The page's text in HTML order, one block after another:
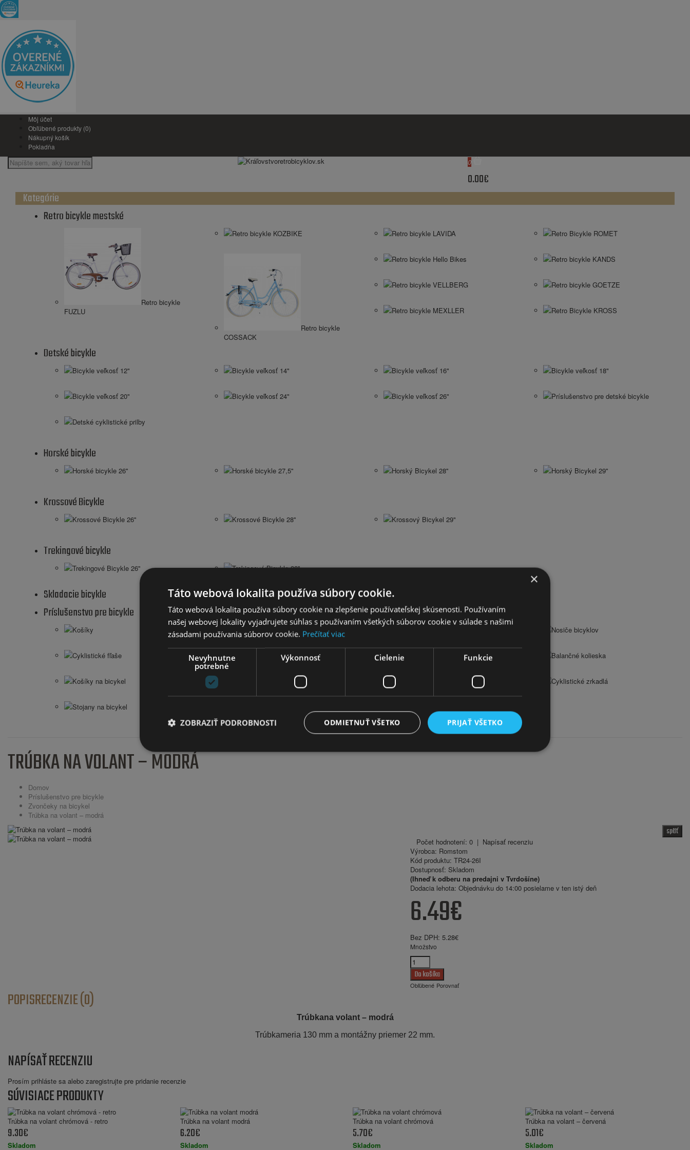
Môj účet
Obľúbené produkty (0)
Nákupný košík
Pokladňa
0
0.00€
Kategórie
Retro bicykle mestské
Retro bicykle
FUZLU
Retro bicykle KOZBIKE Retro bicykle LAVIDA Retro Bicykle ROMET
Retro bicykle
COSSACK
Retro bicykle Hello Bikes Retro bicykle KANDS
Retro bicykle VELLBERG Retro bicykle GOETZE
Retro bicykle MEXLLER Retro Bicykle KROSS
Detské bicykle
Bicykle veľkosť 12" Bicykle veľkosť 14" Bicykle veľkosť 16" Bicykle veľkosť 18"
Bicykle veľkosť 20" Bicykle veľkosť 24" Bicykle veľkosť 26" Príslušenstvo pre detské bicykle
Detské cyklistické prilby
Horské bicykle
Horské bicykle 26'' Horské bicykle 27,5'' Horský Bicykel 28'' Horský Bicykel 29''
Krossové Bicykle
Krossové Bicykle 26'' Krossové Bicykle 28'' Krossový Bicykel 29"
Trekingové bicykle
Trekingové Bicykle 26'' Trekingové Bicykle 28''
Skladacie bicykle
Príslušenstvo pre bicykle
Košíky Cyklistické sedačky a vozíky Nosiče bicyklov
Cyklistické fľaše Blatníky Zvončeky na bicykel Balančné kolieska
Košíky na bicykel Športtestery a computery Svetlá na bicykel Cyklistické zrkadlá
Stojany na bicykel
TRÚBKA NA VOLANT – MODRÁ
Domov
Príslušenstvo pre bicykle
Zvončeky na bicykel
Trúbka na volant – modrá
späť
Počet hodnotení: 0 | Napísať recenziu
Výrobca: Romstom
Kód produktu: TR24-26I
Dostupnosť: Skladom
(Ihneď k odberu na predajni v Tvrdošíne)
Dodacia lehota: Objednávku do 14:00 posielame v ten istý deň
6.49€
Bez DPH: 5.28€
Množstvo
Obľúbené Porovnať
POPISRECENZIE (0)
Trúbkana volant – modrá
Trúbkameria 130 mm a montážny priemer 22 mm.
NAPÍSAŤ RECENZIU
Prosím prihláste sa alebo zaregistrujte pre pridanie recenzie
SÚVISIACE PRODUKTY
Trúbka na volant chrómová - retro
9.30€
Skladom
Trúbka na volant modrá
6.20€
Skladom
Trúbka na volant chrómová
5.70€
Skladom
Trúbka na volant – červená
5.01€
Skladom
×
Táto webová lokalita používa súbory cookie.
Táto webová lokalita používa súbory cookie na zlepšenie používateľskej skúsenosti. Používaním
našej webovej lokality vyjadrujete súhlas s používaním všetkých súborov cookie v súlade s našimi
zásadami používania súborov cookie. Prečítať viac
Nevyhnutne
potrebné
Výkonnosť Cielenie Funkcie
PRIJAŤ VŠETKO
ODMIETNUŤ VŠETKO
ZOBRAZIŤ PODROBNOSTI